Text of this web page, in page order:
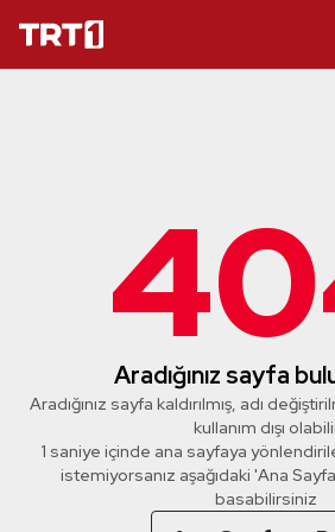
Aradığınız sayfa
Aradığınız sayfa kaldırılmış, adı
kullanım dışı
1 saniye içinde ana sayfaya
istemiyorsanız aşağıdaki 'Ana
basabilirsiniz